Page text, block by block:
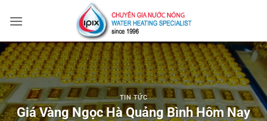
qua
dung
TIN TỨC
Giá Vàng Ngọc Hà Quảng Bình Hôm Nay